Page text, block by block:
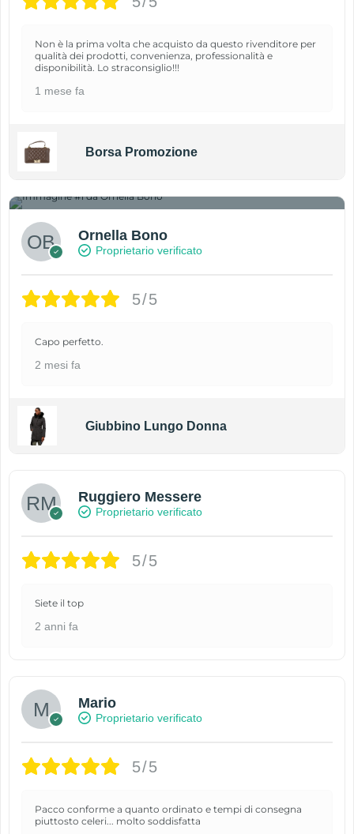
Non è la prima volta che acquisto da questo rivenditore per
qualità dei prodotti, convenienza, professionalità e
disponibilità. Lo straconsiglio!!!
1 mese fa
Borsa Promozione
Ornella Bono
Proprietario verificato
5/5
Capo perfetto.
2 mesi fa
Giubbino Lungo Donna
Ruggiero Messere
Proprietario verificato
5/5
Siete il top
2 anni fa
Mario
Proprietario verificato
5/5
Pacco conforme a quanto ordinato e tempi di consegna
piuttosto celeri... molto soddisfatta